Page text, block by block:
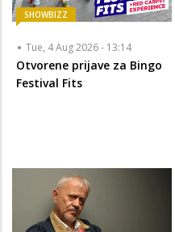
SHOWBIZZ
Tue, 4 Aug 2026 - 13:14
Otvorene prijave za Bingo
Festival Fits